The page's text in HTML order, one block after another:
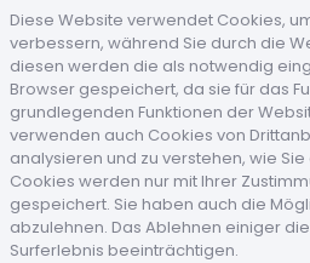
Diese Website verwendet Cookies,
verbessern, während Sie durch die
diesen werden die als notwendig
Browser gespeichert, da sie für das
grundlegenden Funktionen der
verwenden auch Cookies von
analysieren und zu verstehen, wie
Cookies werden nur mit Ihrer
gespeichert. Sie haben auch die
abzulehnen. Das Ablehnen einiger
Surferlebnis beeinträchtigen.